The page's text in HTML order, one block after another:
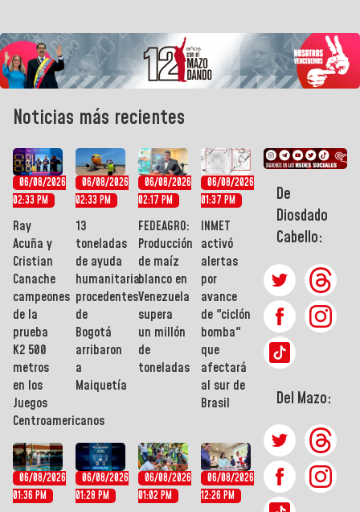
Noticias más recientes
06/08/2026
02:33 PM
Ray
Acuña y
Cristian
Canache
campeones
de la
prueba
K2 500
metros
en los
Juegos
Centroamericanos
06/08/2026
02:33 PM
13
toneladas
de ayuda
humanitaria
procedentes
de
Bogotá
arribaron
a
Maiquetía
06/08/2026
02:17 PM
FEDEAGRO:
Producción
de maíz
blanco en
Venezuela
supera
un millón
de
toneladas
06/08/2026
01:37 PM
INMET
activó
alertas
por
avance
de "ciclón
bomba"
que
afectará
al sur de
Brasil
06/08/2026
01:36 PM
06/08/2026
01:28 PM
06/08/2026
01:02 PM
06/08/2026
12:26 PM
De
Diosdado
Cabello:
Del Mazo: